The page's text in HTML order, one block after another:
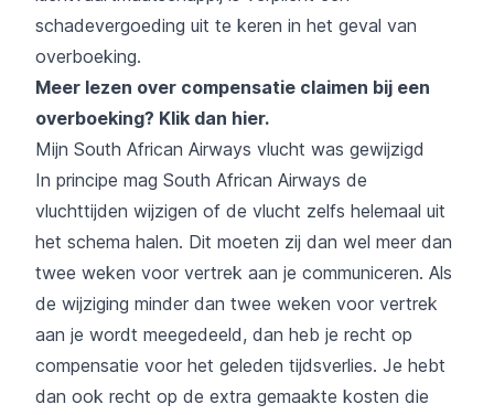
schadevergoeding uit te keren in het geval van
overboeking.
Meer lezen over compensatie claimen bij een
overboeking? Klik dan hier.
Mijn South African Airways vlucht was gewijzigd
In principe mag South African Airways de
vluchttijden wijzigen of de vlucht zelfs helemaal uit
het schema halen. Dit moeten zij dan wel meer dan
twee weken voor vertrek aan je communiceren. Als
de wijziging minder dan twee weken voor vertrek
aan je wordt meegedeeld, dan heb je recht op
compensatie voor het geleden tijdsverlies. Je hebt
dan ook recht op de extra gemaakte kosten die